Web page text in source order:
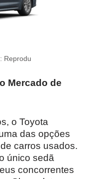
Reprodu
Mercado de
o Toyota
das opções
carros usados.
único sedã
concorrentes